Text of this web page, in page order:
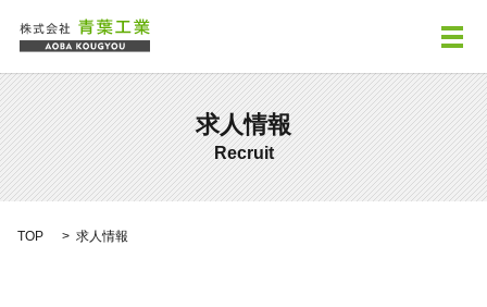
メ
求人情報
Recruit
TOP 求人情報